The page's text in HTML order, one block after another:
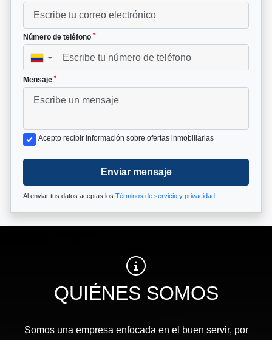
Número de teléfono *
▼
Mensaje *
Acepto recibir información sobre ofertas inmobiliarias
Enviar mensaje
Al enviar tus datos aceptas los Términos de servicio y privacidad
QUIÉNES SOMOS
Somos una empresa enfocada en el buen servir, por